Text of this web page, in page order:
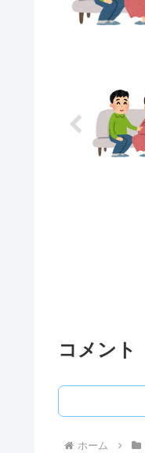
コメント
ホーム